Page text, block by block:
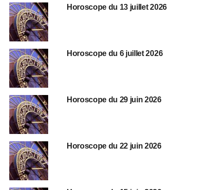
Horoscope du 13 juillet 2026
Horoscope du 6 juillet 2026
Horoscope du 29 juin 2026
Horoscope du 22 juin 2026